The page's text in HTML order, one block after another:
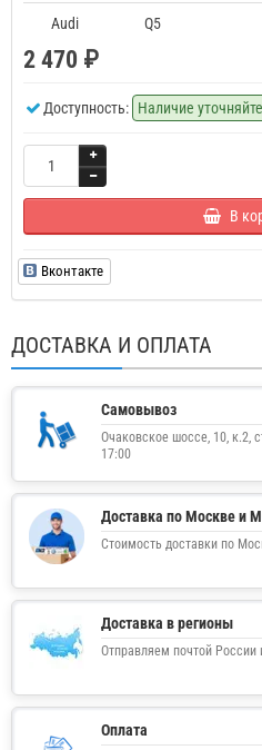
Audi Q5
2 470 ₽
Доступность: Наличие
В
Вконтакте
ДОСТАВКА И ОПЛАТА
Самовывоз
Очаковское шоссе, 10, к.2,
17:00
Доставка по Москве и
Стоимость доставки по
Доставка в регионы
Отправляем почтой
Оплата